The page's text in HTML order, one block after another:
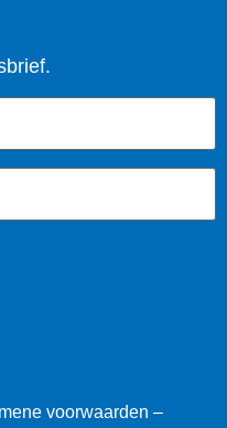
voorwaarden –